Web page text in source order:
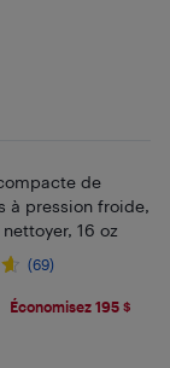
de
à pression froide,
16 oz
(69)
Économisez 195 $